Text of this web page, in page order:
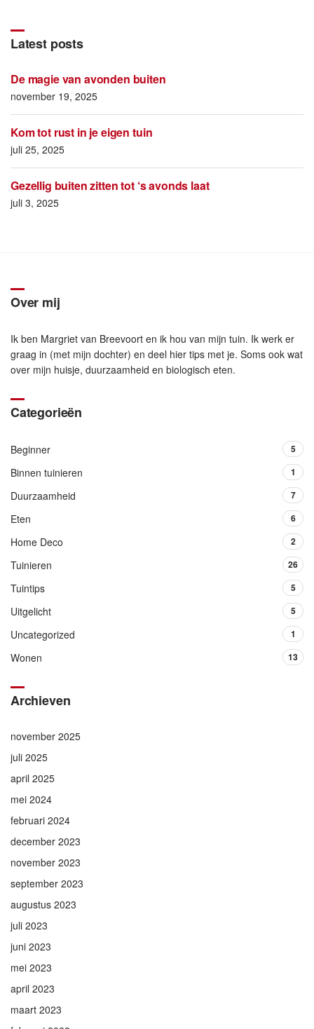
Latest posts
De magie van avonden buiten
november 19, 2025
Kom tot rust in je eigen tuin
juli 25, 2025
Gezellig buiten zitten tot ‘s avonds laat
juli 3, 2025
Over mij
Ik ben Margriet van Breevoort en ik hou van mijn tuin. Ik werk er
graag in (met mijn dochter) en deel hier tips met je. Soms ook wat
over mijn huisje, duurzaamheid en biologisch eten.
Categorieën
Beginner 5
Binnen tuinieren 1
Duurzaamheid 7
Eten 6
Home Deco 2
Tuinieren 26
Tuintips 5
Uitgelicht 5
Uncategorized 1
Wonen 13
Archieven
november 2025
juli 2025
april 2025
mei 2024
februari 2024
december 2023
november 2023
september 2023
augustus 2023
juli 2023
juni 2023
mei 2023
april 2023
maart 2023